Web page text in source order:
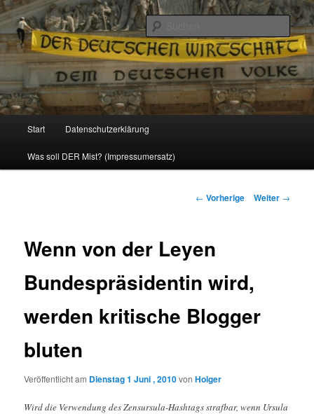
Reizzentrum
Politik, Wirtschaft, Soziales und Gesellschaft
Zum
Inhalt
Start Datenschutzerklärung
Was soll DER Mist? (Impressumersatz)
Beitrags-
← Vorherige Weiter →
Wenn von der Leyen
Bundespräsidentin wird,
werden kritische Blogger
bluten
Veröffentlicht am Dienstag 1 Juni , 2010vonHolger
Wird die Verwendung des Zensursula-Hashtags strafbar, wenn Ursula